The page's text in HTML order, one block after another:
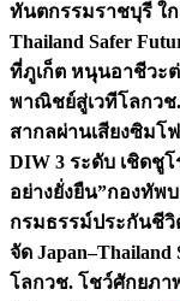
ทันตกรรมราชบุรี ใ
Thailand Safer
ที่ภูเก็ต หนุนอาชีวะ
พาณิชย์สู่เวทีโลกวช
สากลผ่านเสียงซิมโ
DIW 3 ระดับ เชิดชู
อย่างยั่งยืน”กองทัพ
กรมธรรม์ประกันชีวิ
จัด Japan–Thailand
โลกวช. โชว์ศักยภา